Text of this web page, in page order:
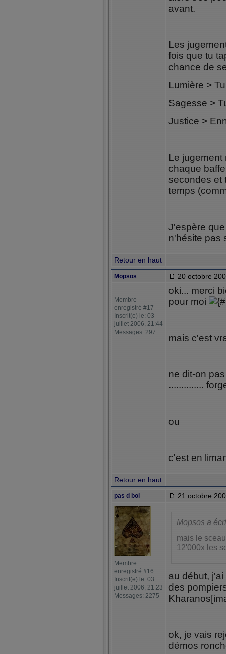
avant.
Les
fois que tu
chance de
Lumière >
Sagesse >
Justice >
Le jugement
chaque
secondes et
temps
J'espère
n'hésite pas
Retour en haut
Mopsos 20 octobre
Membre
enregistré #17
Inscrit(e) le: 03
juillet 2006, 21:44
Messages: 297
oki... merci
pour moi
mais c'est
ne dit-on
..............
ou
c'est en
Retour en haut
pas d bol 21 octobre
Membre
enregistré #16
Inscrit(e) le: 03
juillet 2006, 21:23
Messages: 2275
Mopsos a
mais le
12'000x les
au début,
des
ok, je vais
démos